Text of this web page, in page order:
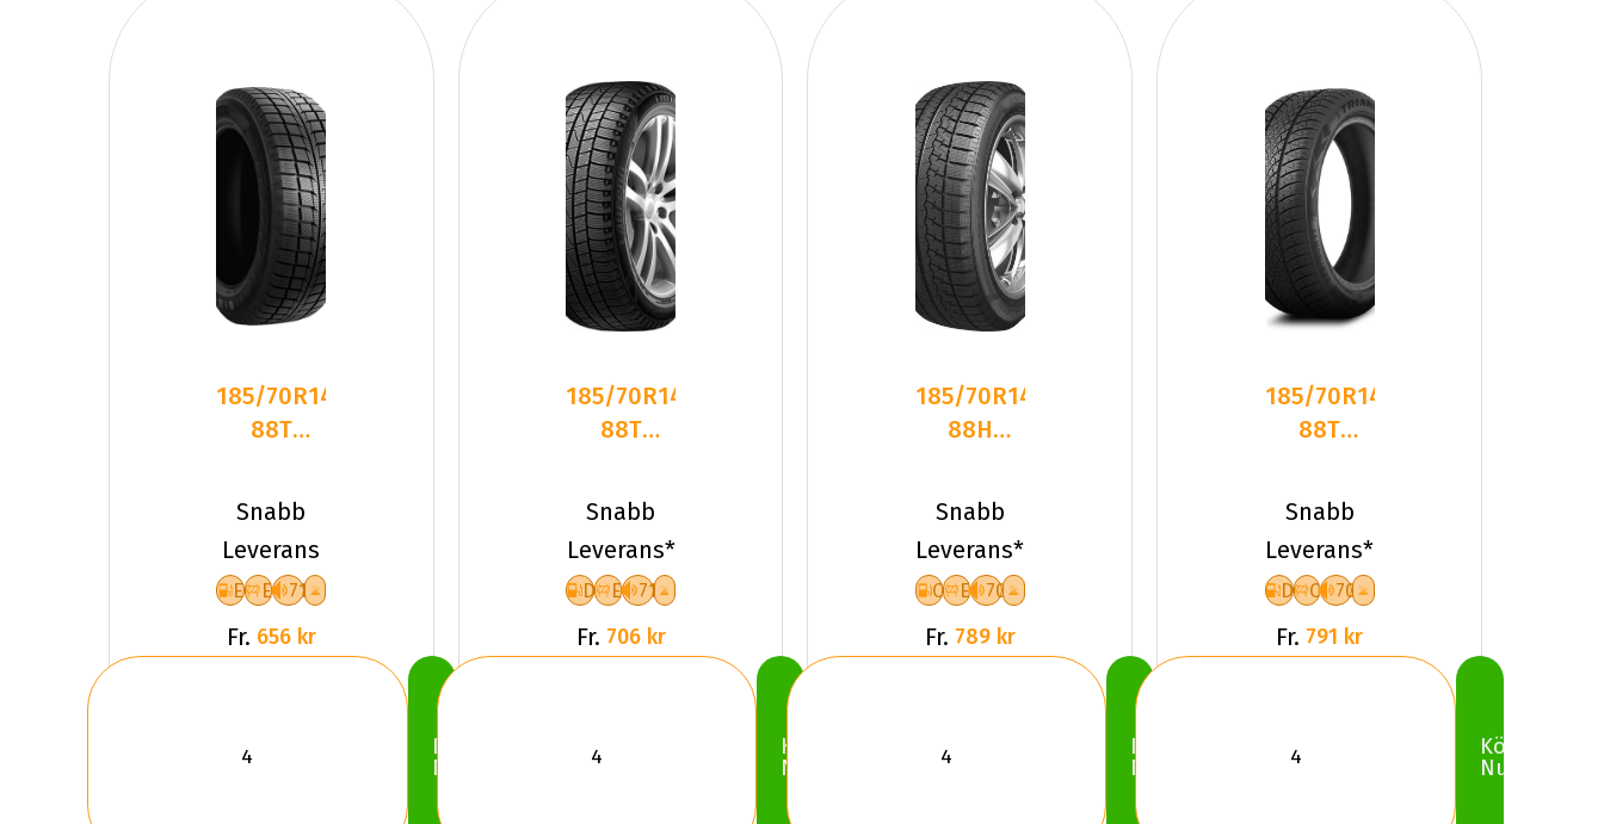
185/70R14
88T
SW618
EEB71
PCRW
Snabb
Leverans
E E 71
Fr. 656 kr
Köp
Nu
185/70R14
88T
Fit IZ
LW51 Fri
Snabb
Leverans*
D E 71
Fr. 706 kr
Köp
Nu
185/70R14
88H
BLAZER
Arctic
Snabb
Leverans*
C E 70
Fr. 789 kr
Köp
Nu
185/70R14
88T
TW401
Friktion
2025
Snabb
Leverans*
D C 70
Fr. 791 kr
Köp
Nu